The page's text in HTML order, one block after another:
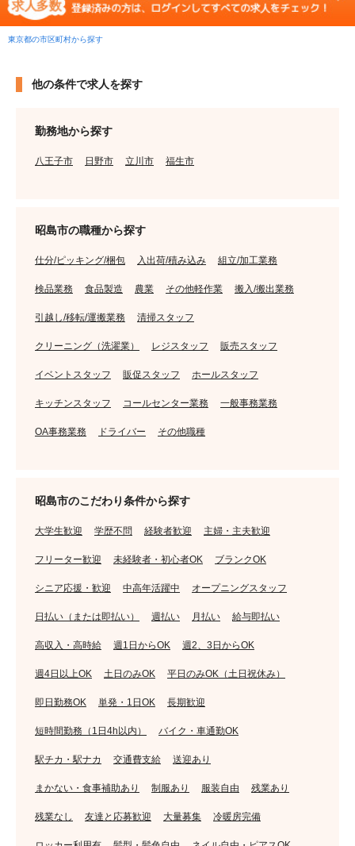
東京都の市区町村から探す
他の条件で求人を探す
勤務地から探す
八王子市 日野市 立川市 福生市
昭島市の職種から探す
仕分/ピッキング/梱包 入出荷/積み込み 組立/加工業務
検品業務 食品製造 農業 その他軽作業 搬入/搬出業務
引越し/移転/運搬業務 清掃スタッフ
クリーニング（洗濯業） レジスタッフ 販売スタッフ
イベントスタッフ 販促スタッフ ホールスタッフ
キッチンスタッフ コールセンター業務 一般事務業務
OA事務業務 ドライバー その他職種
昭島市のこだわり条件から探す
大学生歓迎 学歴不問 経験者歓迎 主婦・主夫歓迎
フリーター歓迎 未経験者・初心者OK ブランクOK
シニア応援・歓迎 中高年活躍中 オープニングスタッフ
日払い（または即払い） 週払い 月払い 給与即払い
高収入・高時給 週1日からOK 週2、3日からOK
週4日以上OK 土日のみOK 平日のみOK（土日祝休み）
即日勤務OK 単発・1日OK 長期歓迎
短時間勤務（1日4h以内） バイク・車通勤OK
駅チカ・駅ナカ 交通費支給 送迎あり
まかない・食事補助あり 制服あり 服装自由 残業あり
残業なし 友達と応募歓迎 大量募集 冷暖房完備